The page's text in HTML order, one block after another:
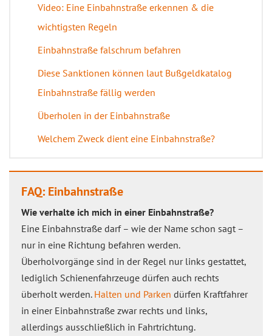
Video: Eine Einbahnstraße erkennen & die
wichtigsten Regeln
Einbahnstraße falschrum befahren
Diese Sanktionen können laut Bußgeldkatalog
Einbahnstraße fällig werden
Überholen in der Einbahnstraße
Welchem Zweck dient eine Einbahnstraße?
FAQ: Einbahnstraße
Wie verhalte ich mich in einer Einbahnstraße?
Eine Einbahnstraße darf – wie der Name schon sagt –
nur in eine Richtung befahren werden.
Überholvorgänge sind in der Regel nur links gestattet,
lediglich Schienenfahrzeuge dürfen auch rechts
überholt werden. Halten und Parken dürfen Kraftfahrer
in einer Einbahnstraße zwar rechts und links,
allerdings ausschließlich in Fahrtrichtung.